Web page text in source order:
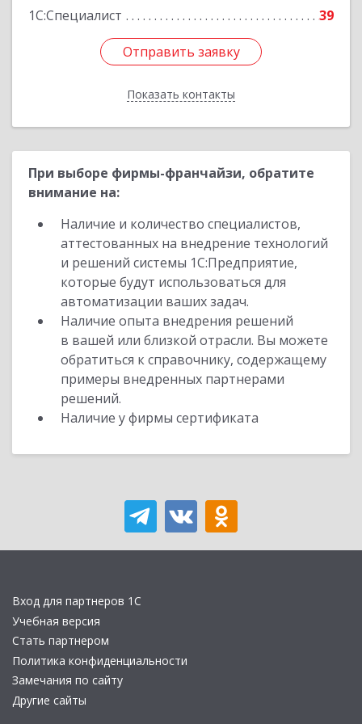
1С:Специалист
39
Отправить заявку
Показать контакты
Отправить заявку
Назад
При выборе фирмы-франчайзи, обратите
внимание на:
Наличие и количество специалистов,
аттестованных на внедрение технологий
и решений системы 1С:Предприятие,
которые будут использоваться для
автоматизации ваших задач.
Наличие опыта внедрения решений
в вашей или близкой отрасли. Вы можете
обратиться к справочнику, содержащему
примеры внедренных партнерами
решений.
Наличие у фирмы сертификата
Вход для партнеров 1С
Учебная версия
Стать партнером
Политика конфиденциальности
Замечания по сайту
Другие сайты